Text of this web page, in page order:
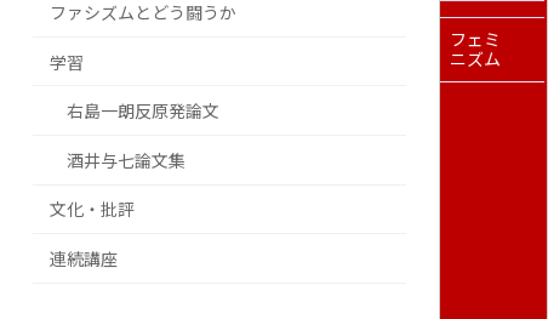
ファシズムとどう闘うか
学習
右島一朗反原発論文
酒井与七論文集
文化・批評
連続講座
フェミ
ニズム